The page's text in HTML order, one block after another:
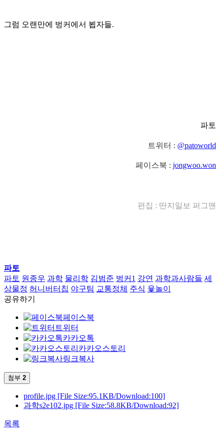
그럼 오랜만에 벙커에서 뵙자들.
파토
트위터 : @patoworld
페이스북 : jongwoo.won
편집 : 딴지일보 퍼그맨
파토
파토 원종우 과학 물리학 김범준 벙커1 강연 과학과사람들 세
상물정 허니버터칩 야구팀 교통정체 주식 윷놀이
공유하기
페이스북
트위터
카카오톡
카카오스토리
링크복사
첨부 2
profile.jpg [File Size:95.1KB/Download:100]
과학s2e102.jpg [File Size:58.8KB/Download:92]
목록